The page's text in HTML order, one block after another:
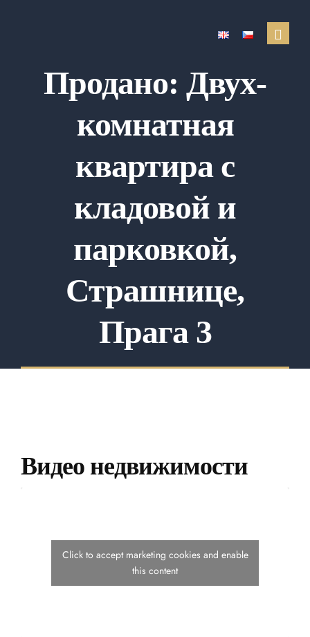
услуги
Продажа недвижимости
Аренда недвижимости
Управление недвижимостью
Оценка недвижимости
Финансовые услуги
Отзывы о продаже недвижимости
Отзывы о покупке недвижимости
Блог
Где мы работаем
Контакт
Продано: Двух-
комнатная
квартира с
кладовой и
парковкой,
Страшнице,
Прага 3
Видео недвижимости
Click to accept marketing cookies and enable
this content